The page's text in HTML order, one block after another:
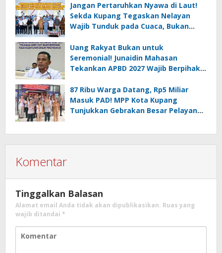
Jangan Pertaruhkan Nyawa di Laut!
Sekda Kupang Tegaskan Nelayan
Wajib Tunduk pada Cuaca, Bukan
Uang Rakyat Bukan untuk
Seremonial! Junaidin Mahasan
Tekankan APBD 2027 Wajib Berpihak
87 Ribu Warga Datang, Rp5 Miliar
Masuk PAD! MPP Kota Kupang
Tunjukkan Gebrakan Besar Pelayanan
Komentar
Tinggalkan Balasan
Alamat email Anda tidak akan dipublikasikan. Ruas yang
wajib ditandai *